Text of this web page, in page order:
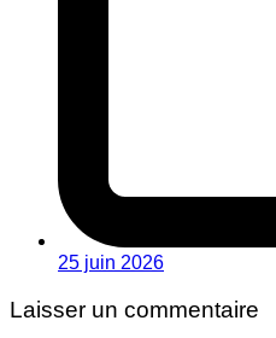
25 juin 2026
Laisser un commentaire